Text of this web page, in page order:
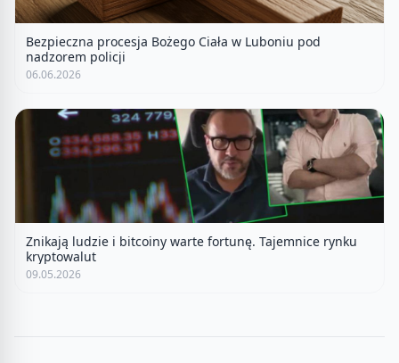
Bezpieczna procesja Bożego Ciała w Luboniu pod
nadzorem policji
06.06.2026
Znikają ludzie i bitcoiny warte fortunę. Tajemnice rynku
kryptowalut
09.05.2026